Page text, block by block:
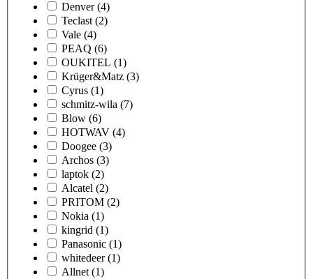
Denver (4)
Teclast (2)
Vale (4)
PEAQ (6)
OUKITEL (1)
Krüger&Matz (3)
Cyrus (1)
schmitz-wila (7)
Blow (6)
HOTWAV (4)
Doogee (3)
Archos (3)
laptok (2)
Alcatel (2)
PRITOM (2)
Nokia (1)
kingrid (1)
Panasonic (1)
whitedeer (1)
Allnet (1)